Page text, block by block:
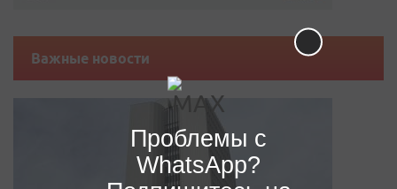
Важные новости
Проблемы с
WhatsApp?